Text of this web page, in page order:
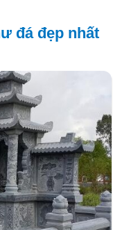
đá đẹp nhất